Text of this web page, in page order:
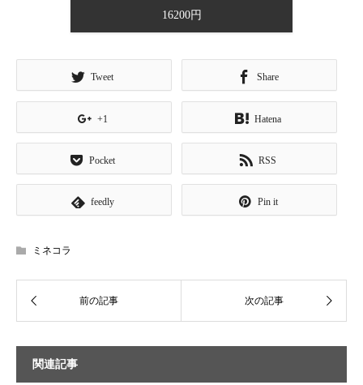
16200円
Tweet Share
+1 Hatena
Pocket RSS
feedly Pin it
ミネコラ
関連記事